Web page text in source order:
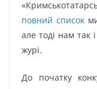
повний список
але тоді нам так
журі.
До початку